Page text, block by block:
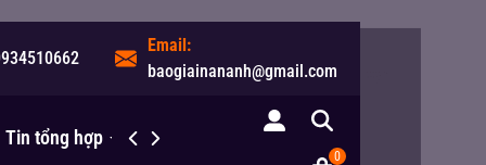
Email:
baogiainananh@gmail.com
Tin tổng hợp Liên hệ
0